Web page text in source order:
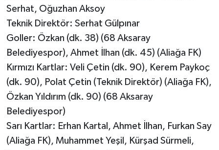
Serhat, Oğuzhan Aksoy
Teknik Direktör: Serhat Gülpınar
Goller: Özkan (dk. 38) (68 Aksaray
Belediyespor), Ahmet İlhan (dk. 45) (Aliağa FK)
Kırmızı Kartlar: Veli Çetin (dk. 90), Kerem Paykoç
(dk. 90), Polat Çetin (Teknik Direktör) (Aliağa FK),
Özkan Yıldırım (dk. 90) (68 Aksaray
Belediyespor)
Sarı Kartlar: Erhan Kartal, Ahmet İlhan, Furkan Say
(Aliağa FK), Muhammet Yeşil, Kürşad Sürmeli,